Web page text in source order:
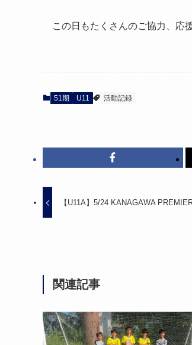
この日もたくさんのご協力、応
51期 U11 活動記録
【U11A】5/24 KANAGAWA
関連記事